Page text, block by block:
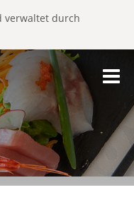
verwaltet durch